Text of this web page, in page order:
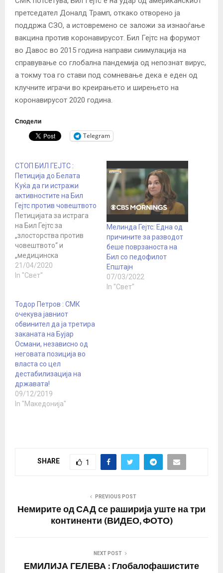
претседател Доналд Трамп, откако отворено ја
поддржа СЗО, а истовремено се заложи за изнаоѓање
вакцина против коронавирусот. Бил Гејтс на форумот
во Давос во 2015 година направи сиимулација на
справување со глобална пандемија од непознат вирус,
а токму тоа го стави под сомневање дека е еден од
клучните играчи во креирањето и ширењето на
коронавирусот 2020 година.
Сподели
Telegram
СТОП БИЛ ГЕЈТС :
Петиција до Белата
Куќа да ги истражи
активностите на Бил
Гејтс против човештвото
Петицијата за истрага
на Бил Гејтс за
„злосторства против
човештвото“ и
„медицинска
злоупотреба“ се здоби
со неверојатни 289.000
трипати повеќе од
бројот потребен за да се
добие одговор од
Белата куќа. Бидејќи
петицијата е стара само
десет дена, таа може да
достигне половина…
21/04/2020
In "Свет"
Мелинда Гејтс: Една од
причините за разводот
беше поврзаноста на
Бил со педофилот
Епштајн
07/03/2022
In "Свет"
Тодор Петров : СМК
очекува јавниот
обвинител да ја третира
заканата на Бујар
Османи, независно од
неговата позиција во
власта со цел
дестабилизација на
државата!
09/12/2019
In "Македонија"
SHARE 1
PREVIOUS POST
Немирите од САД се раширија уште на три
континенти (ВИДЕО, ФОТО)
NEXT POST
ЕМИЛИЈА ГЕЛЕВА : Глобалофашистите